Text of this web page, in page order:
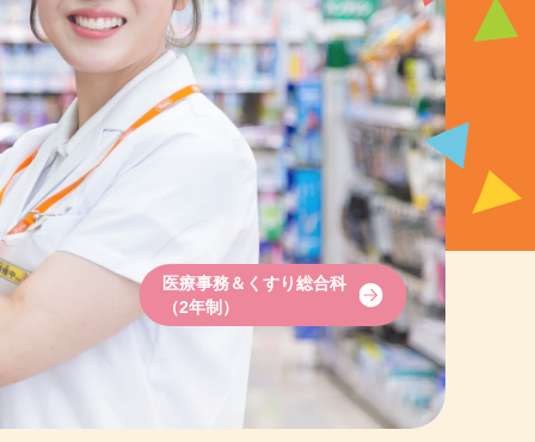
医療事務＆くすり総合科
（2年制）